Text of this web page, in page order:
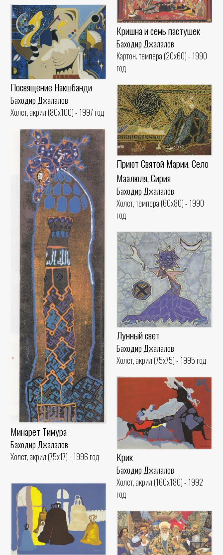
Кришна и семь пастушек
Баходир Джалалов
Картон. темпера (20x60) - 1990
год
Посвящение Накшбанди
Баходир Джалалов
Холст, акрил (80x100) - 1997 год
Приют Святой Марии. Село
Маалюля, Сирия
Баходир Джалалов
Холст, темпера (60x80) - 1990
год
Минарет Тимура
Баходир Джалалов
Холст, акрил (75x17) - 1996 год
Лунный свет
Баходир Джалалов
Холст, акрил (75x75) - 1995 год
Крик
Баходир Джалалов
Холст, акрил (160x180) - 1992
год